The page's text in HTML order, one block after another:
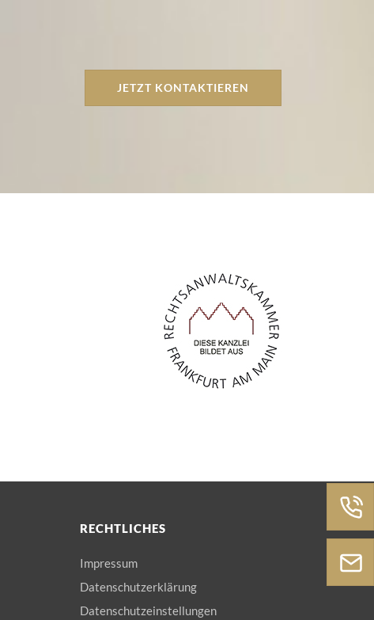
JETZT KONTAKTIEREN
RECHTLICHES
Impressum
Datenschutzerklärung
Datenschutzeinstellungen